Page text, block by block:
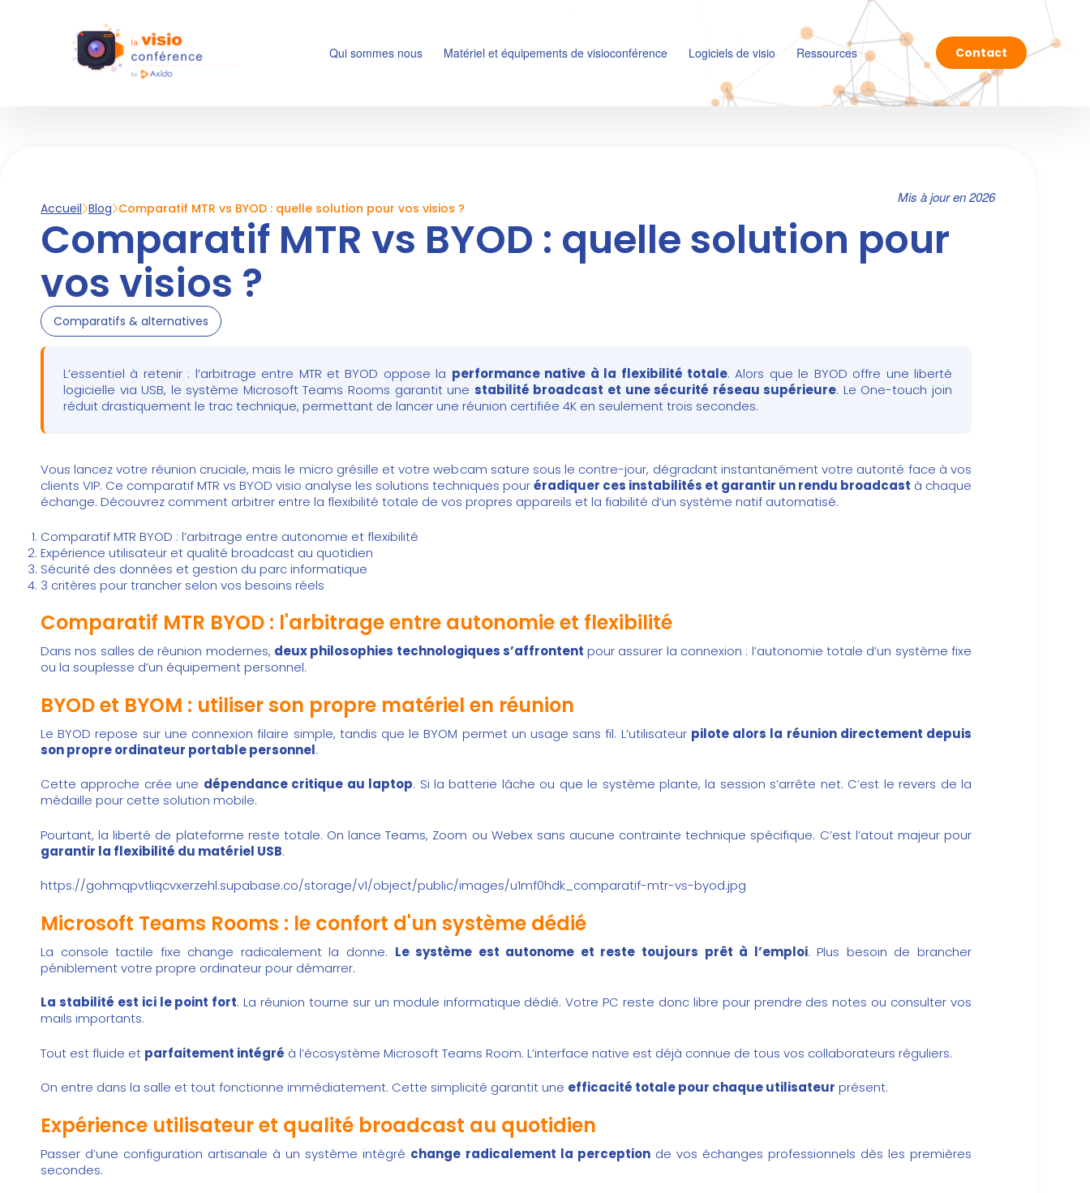
Qui sommes nous Matériel et équipements de visioconférence Logiciels de visio Ressources Contact
Mis à jour en 2026
Accueil Blog Comparatif MTR vs BYOD : quelle solution pour vos visios ?
Comparatif MTR vs BYOD : quelle solution pour
vos visios ?
Comparatifs & alternatives
L’essentiel à retenir : l’arbitrage entre MTR et BYOD oppose la performance native à la flexibilité totale. Alors que le BYOD offre une liberté
logicielle via USB, le système Microsoft Teams Rooms garantit une stabilité broadcast et une sécurité réseau supérieure. Le One-touch join
réduit drastiquement le trac technique, permettant de lancer une réunion certifiée 4K en seulement trois secondes.
Vous lancez votre réunion cruciale, mais le micro grésille et votre webcam sature sous le contre-jour, dégradant instantanément votre autorité face à vos
clients VIP. Ce comparatif MTR vs BYOD visio analyse les solutions techniques pouréradiquer ces instabilités et garantir un rendu broadcast à chaque
échange. Découvrez comment arbitrer entre la flexibilité totale de vos propres appareils et la fiabilité d’un système natif automatisé.
Comparatif MTR BYOD : l’arbitrage entre autonomie et flexibilité
Expérience utilisateur et qualité broadcast au quotidien
Sécurité des données et gestion du parc informatique
3 critères pour trancher selon vos besoins réels
Comparatif MTR BYOD : l'arbitrage entre autonomie et flexibilité
Dans nos salles de réunion modernes, deux philosophies technologiques s’affrontent pour assurer la connexion : l’autonomie totale d’un système fixe
ou la souplesse d’un équipement personnel.
BYOD et BYOM : utiliser son propre matériel en réunion
Le BYOD repose sur une connexion filaire simple, tandis que le BYOM permet un usage sans fil. L’utilisateur pilote alors la réunion directement depuis
son propre ordinateur portable personnel.
Cette approche crée une dépendance critique au laptop. Si la batterie lâche ou que le système plante, la session s’arrête net. C’est le revers de la
médaille pour cette solution mobile.
Pourtant, la liberté de plateforme reste totale. On lance Teams, Zoom ou Webex sans aucune contrainte technique spécifique. C’est l’atout majeur pour
garantir la flexibilité du matériel USB.
https://gohmqpvtliqcvxerzehl.supabase.co/storage/v1/object/public/images/u1mf0hdk_comparatif-mtr-vs-byod.jpg
Microsoft Teams Rooms : le confort d'un système dédié
La console tactile fixe change radicalement la donne. Le système est autonome et reste toujours prêt à l’emploi. Plus besoin de brancher
péniblement votre propre ordinateur pour démarrer.
La stabilité est ici le point fort. La réunion tourne sur un module informatique dédié. Votre PC reste donc libre pour prendre des notes ou consulter vos
mails importants.
Tout est fluide et parfaitement intégré à l’écosystème Microsoft Teams Room. L’interface native est déjà connue de tous vos collaborateurs réguliers.
On entre dans la salle et tout fonctionne immédiatement. Cette simplicité garantit une efficacité totale pour chaque utilisateur présent.
Expérience utilisateur et qualité broadcast au quotidien
Passer d’une configuration artisanale à un système intégré change radicalement la perceptionde vos échanges professionnels dès les premières
secondes.